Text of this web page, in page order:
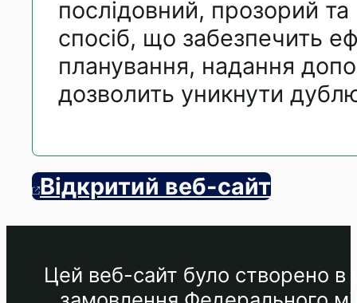
послідовний, прозорий
спосіб, що забезпечить
планування, надання
дозволить уникнути
Відкритий веб-сайт
Цей веб-сайт було створено в